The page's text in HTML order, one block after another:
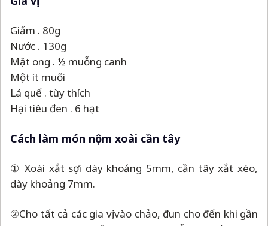
Giấm . 80g
Nước . 130g
Mật ong . ½ muỗng canh
Một ít muối
Lá quế . tùy thích
Hại tiêu đen . 6 hạt
Cách làm món nộm xoài cần tây
① Xoài xắt sợi dày khoảng 5mm, cần tây xắt xéo,
dày khoảng 7mm.
②Cho tất cả các gia vị vào chảo, đun cho đến khi gần